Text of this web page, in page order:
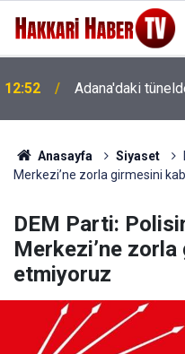
12:29 Parlak’tan
Anasayfa Siyaset
Merkezi’ne zorla girmesini
DEM Parti:
Merkezi’ne zorla
etmiyoruz